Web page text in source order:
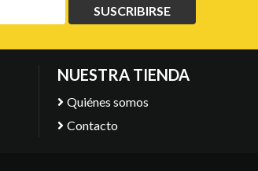
SUSCRIBIRSE
NUESTRA TIENDA
Quiénes somos
Contacto